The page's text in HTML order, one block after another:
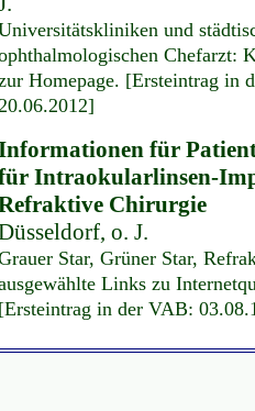
und
Chefarzt:
Homepage. [Ersteintrag in
20.06.2012]
für
Intraokularlinsen-
Chirurgie
o. J.
Star, Grüner Star,
Links zu
[Ersteintrag in der VAB: